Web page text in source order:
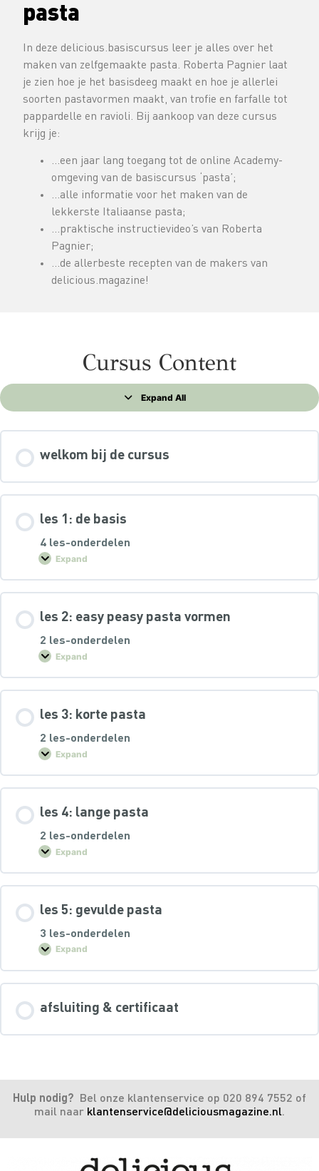
pasta
In deze delicious.basiscursus leer je alles over het
maken van zelfgemaakte pasta. Roberta Pagnier laat
je zien hoe je het basisdeeg maakt en hoe je allerlei
soorten pastavormen maakt, van trofie en farfalle tot
pappardelle en ravioli. Bij aankoop van deze cursus
krijg je:
…een jaar lang toegang tot de online Academy-
omgeving van de basiscursus ‘pasta’;
…alle informatie voor het maken van de
lekkerste Italiaanse pasta;
…praktische instructievideo’s van Roberta
Pagnier;
…de allerbeste recepten van de makers van
delicious.magazine!
Cursus Content
Expand All
welkom bij de cursus
les 1: de basis
4 les-onderdelen
Expand
les 2: easy peasy pasta vormen
2 les-onderdelen
Expand
les 3: korte pasta
2 les-onderdelen
Expand
les 4: lange pasta
2 les-onderdelen
Expand
les 5: gevulde pasta
3 les-onderdelen
Expand
afsluiting & certificaat
Hulp nodig?
Bel onze klantenservice op 020 894 7552 of
mail naar klantenservice@deliciousmagazine.nl.